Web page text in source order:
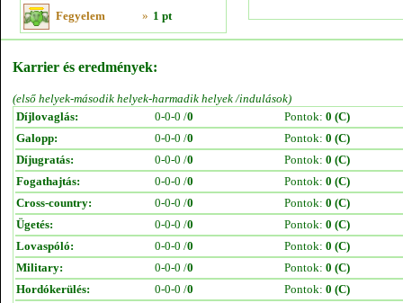
Fegyelem » 1 pt
Karrier és eredmények:
(első helyek-második helyek-harmadik helyek /indulások)
Díjlovaglás:
0-0-0 /0 Pontok: 0 (C)
Galopp:
0-0-0 /0 Pontok: 0 (C)
Díjugratás:
0-0-0 /0 Pontok: 0 (C)
Fogathajtás:
0-0-0 /0 Pontok: 0 (C)
Cross-country:
0-0-0 /0 Pontok: 0 (C)
Ügetés:
0-0-0 /0 Pontok: 0 (C)
Lovaspóló:
0-0-0 /0 Pontok: 0 (C)
Military:
0-0-0 /0 Pontok: 0 (C)
Hordókerülés:
0-0-0 /0 Pontok: 0 (C)